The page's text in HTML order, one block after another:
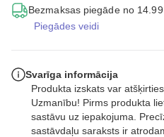
Bezmaksas piegāde no
Piegādes veidi
Svarīga informācija
Produkta izskats var
Uzmanību! Pirms produkta
sastāvu uz iepakojuma.
sastāvdaļu saraksts ir